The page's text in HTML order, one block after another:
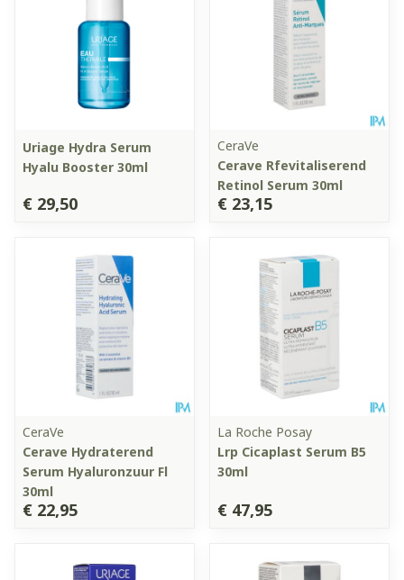
Uriage Hydra Serum
Hyalu Booster 30ml
€ 29,50
CeraVe
Cerave Rfevitaliserend
Retinol Serum 30ml
€ 23,15
CeraVe
Cerave Hydraterend
Serum Hyaluronzuur Fl
30ml
€ 22,95
La Roche Posay
Lrp Cicaplast Serum B5
30ml
€ 47,95